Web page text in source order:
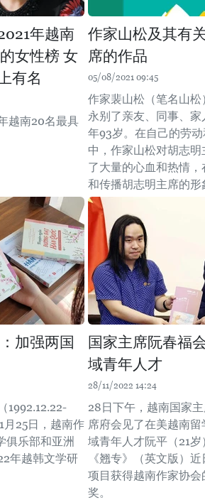
年越南
女性榜 女
有名
越南20名最具
作家山松及其有
席的作品
05/08/2021 09:45
作家裴山松（笔名山松
永别了亲友、同事、
年93岁。在自己的劳
中，作家山松对胡志明
了大量的心血和热情，
和传播胡志明主席的形
加强两国
1992.12.22-
月25日，越南作
俱乐部和亚洲
年越韩文学研
国家主席阮春福
域青年人才
28/11/2022 14:24
28日下午，越南国家
席府会见了在美越南
域青年人才阮平（21岁
《翘专》（英文版）
项目获得越南作家协会
奖。